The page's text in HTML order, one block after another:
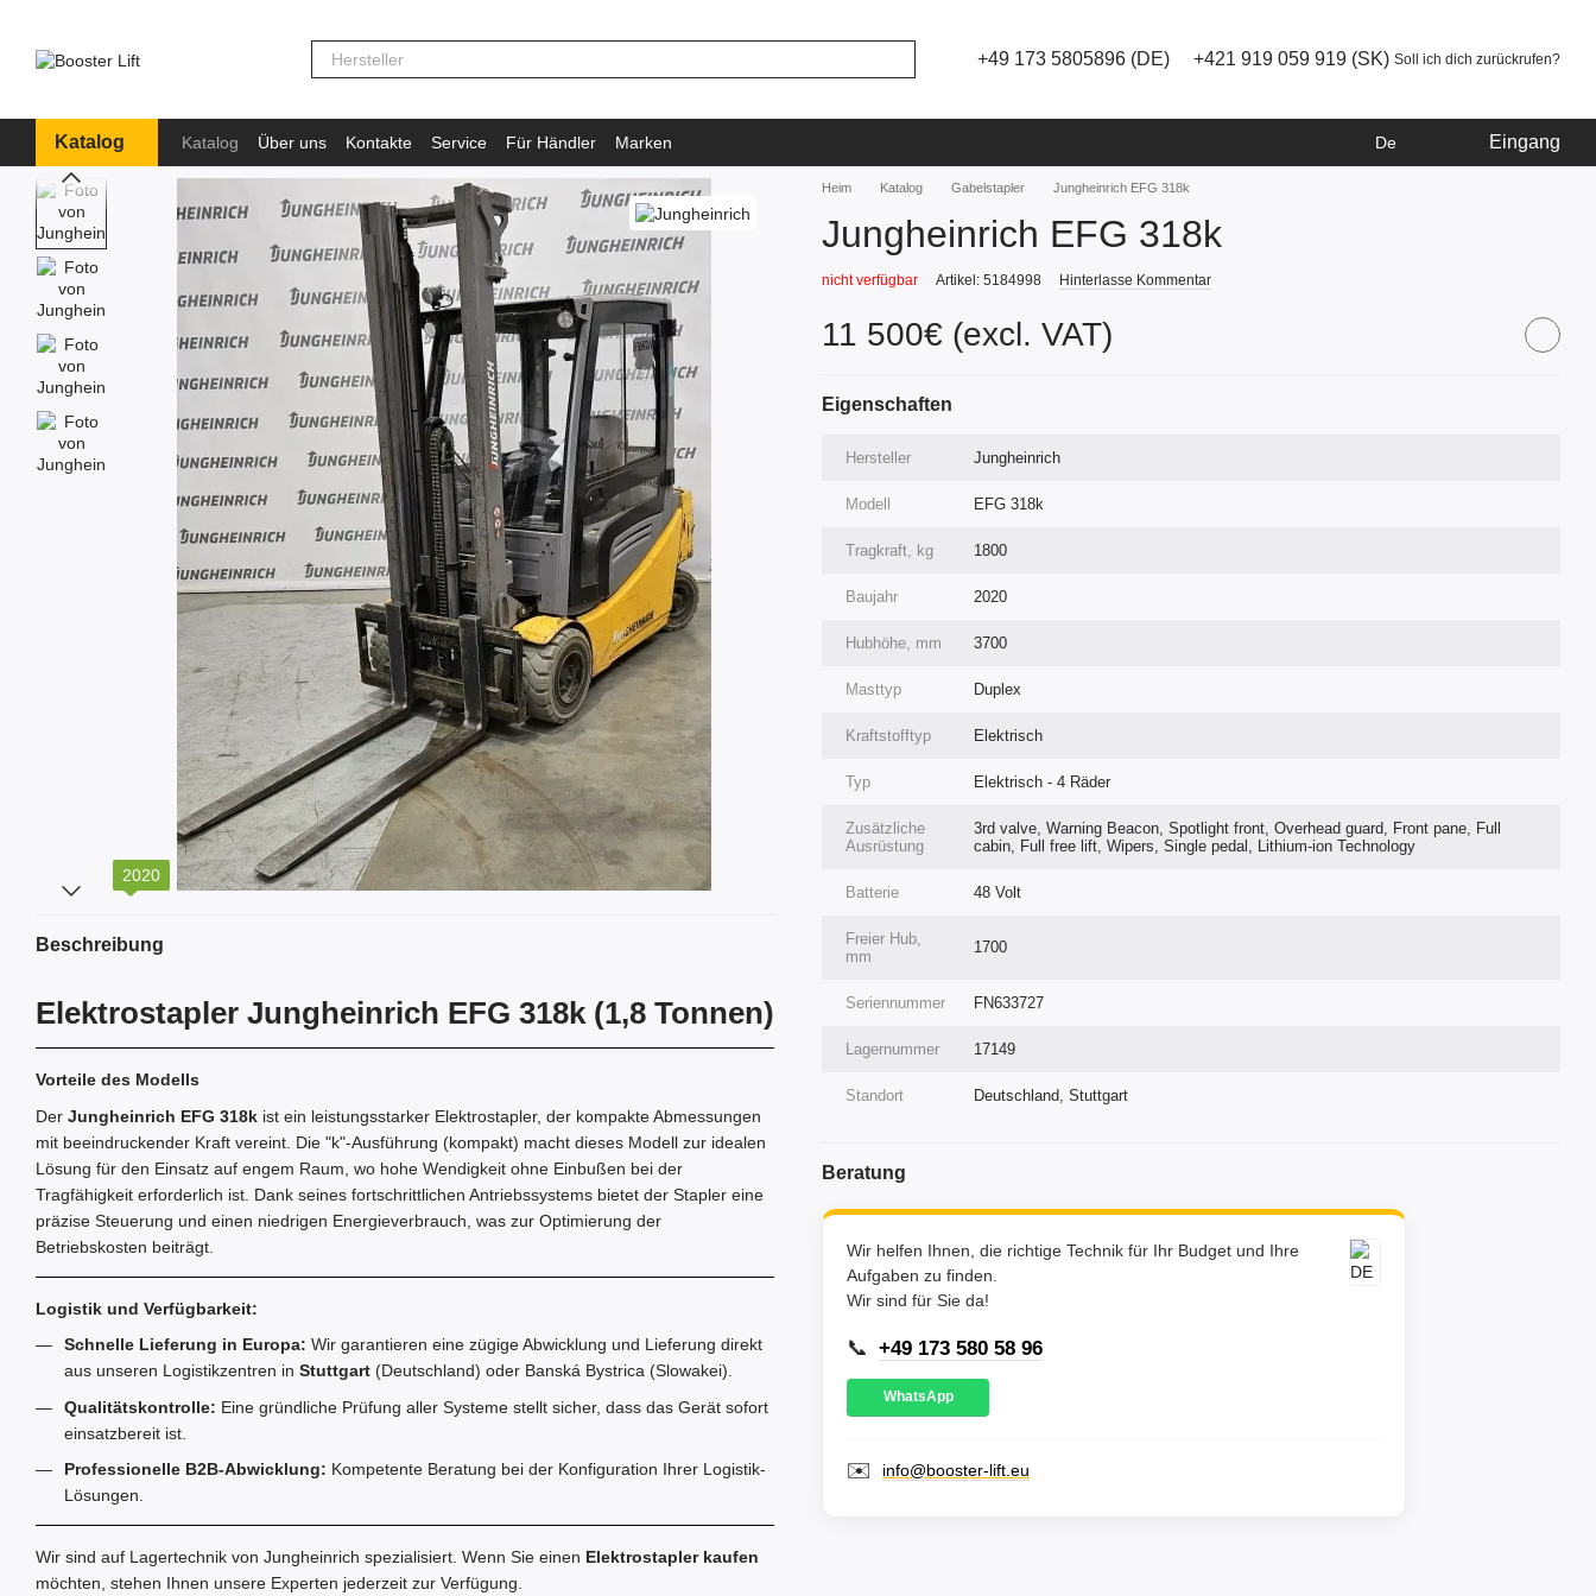
+49 173 5805896 (DE) +421 919 059 919 (SK) Soll ich dich zurückrufen?
Katalog Katalog Über uns Kontakte Service Für Händler
Marken
Information
De Eingang
2020
Beschreibung
Elektrostapler Jungheinrich EFG 318k (1,8 Tonnen)
Vorteile des Modells
Der Jungheinrich EFG 318k ist ein leistungsstarker Elektrostapler, der kompakte Abmessungen
mit beeindruckender Kraft vereint. Die "k"-Ausführung (kompakt) macht dieses Modell zur idealen
Lösung für den Einsatz auf engem Raum, wo hohe Wendigkeit ohne Einbußen bei der
Tragfähigkeit erforderlich ist. Dank seines fortschrittlichen Antriebssystems bietet der Stapler eine
präzise Steuerung und einen niedrigen Energieverbrauch, was zur Optimierung der
Betriebskosten beiträgt.
Logistik und Verfügbarkeit:
Schnelle Lieferung in Europa: Wir garantieren eine zügige Abwicklung und Lieferung direkt
aus unseren Logistikzentren in Stuttgart (Deutschland) oder Banská Bystrica (Slowakei).
Qualitätskontrolle: Eine gründliche Prüfung aller Systeme stellt sicher, dass das Gerät sofort
einsatzbereit ist.
Professionelle B2B-Abwicklung: Kompetente Beratung bei der Konfiguration Ihrer Logistik-
Lösungen.
Wir sind auf Lagertechnik von Jungheinrich spezialisiert. Wenn Sie einen Elektrostapler kaufen
möchten, stehen Ihnen unsere Experten jederzeit zur Verfügung.
Heim Katalog Gabelstapler Jungheinrich EFG 318k
Jungheinrich EFG 318k
nicht verfügbar Artikel: 5184998 Hinterlasse Kommentar
11 500€ (excl. VAT)
Eigenschaften
Hersteller Jungheinrich
Modell EFG 318k
Tragkraft, kg 1800
Baujahr 2020
Hubhöhe, mm 3700
Masttyp Duplex
Kraftstofftyp Elektrisch
Typ Elektrisch - 4 Räder
Zusätzliche
Ausrüstung
3rd valve, Warning Beacon, Spotlight front, Overhead guard, Front pane, Full
cabin, Full free lift, Wipers, Single pedal, Lithium-ion Technology
Batterie 48 Volt
Freier Hub,
mm
1700
Seriennummer FN633727
Lagernummer 17149
Standort Deutschland, Stuttgart
Beratung
Wir helfen Ihnen, die richtige Technik für Ihr Budget und Ihre
Aufgaben zu finden.
Wir sind für Sie da!
📞 +49 173 580 58 96
WhatsApp
✉️ info@booster-lift.eu